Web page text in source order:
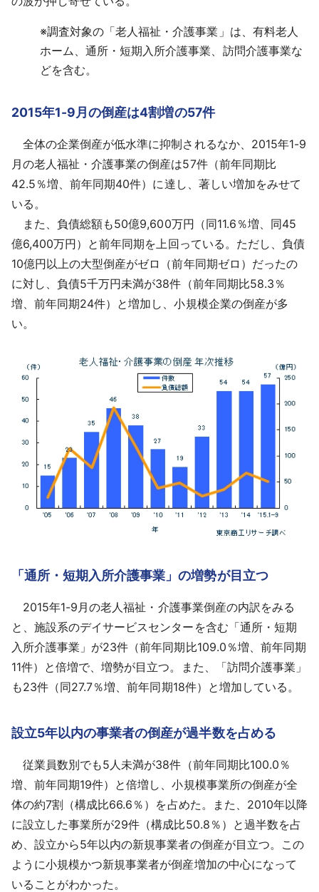
※調査対象の「老人福祉・介護事業」は、有料老人
ホーム、通所・短期入所介護事業、訪問介護事業な
どを含む。
2015年1-9月の倒産は4割増の57件
全体の企業倒産が低水準に抑制されるなか、2015年1-9
月の老人福祉・介護事業の倒産は57件（前年同期比
42.5％増、前年同期40件）に達し、著しい増加をみせて
いる。
また、負債総額も50億9,600万円（同11.6％増、同45
億6,400万円）と前年同期を上回っている。ただし、負債
10億円以上の大型倒産がゼロ（前年同期ゼロ）だったの
に対し、負債5千万円未満が38件（前年同期比58.3％
増、前年同期24件）と増加し、小規模企業の倒産が多
い。
「通所・短期入所介護事業」の増勢が目立つ
2015年1-9月の老人福祉・介護事業倒産の内訳をみる
と、施設系のデイサービスセンターを含む「通所・短期
入所介護事業」が23件（前年同期比109.0％増、前年同期
11件）と倍増で、増勢が目立つ。また、「訪問介護事業」
も23件（同27.7％増、前年同期18件）と増加している。
設立5年以内の事業者の倒産が過半数を占める
従業員数別でも5人未満が38件（前年同期比100.0％
増、前年同期19件）と倍増し、小規模事業所の倒産が全
体の約7割（構成比66.6％）を占めた。また、2010年以降
に設立した事業所が29件（構成比50.8％）と過半数を占
め、設立から5年以内の新規事業者の倒産が目立つ。この
ように小規模かつ新規事業者が倒産増加の中心になって
いることがわかった。